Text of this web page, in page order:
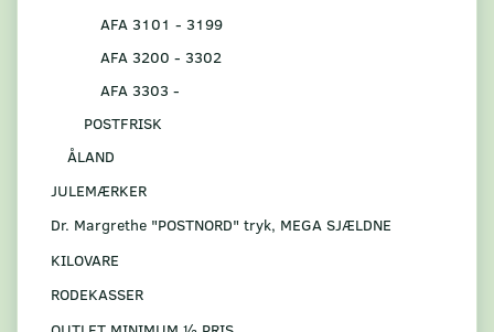
AFA 3101 - 3199
AFA 3200 - 3302
AFA 3303 -
POSTFRISK
ÅLAND
JULEMÆRKER
Dr. Margrethe "POSTNORD" tryk, MEGA SJÆLDNE
KILOVARE
RODEKASSER